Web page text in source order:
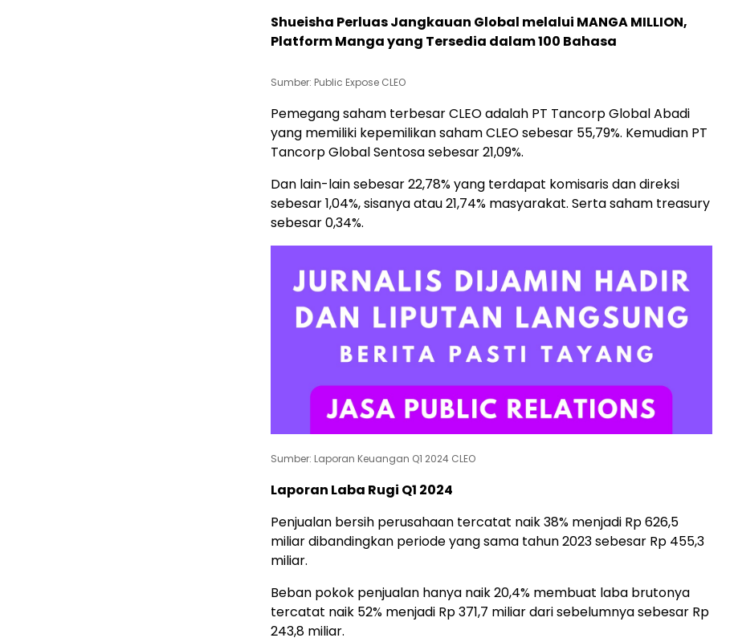
Shueisha Perluas Jangkauan Global melalui MANGA MILLION,
Platform Manga yang Tersedia dalam 100 Bahasa
Sumber: Public Expose CLEO
Pemegang saham terbesar CLEO adalah PT Tancorp Global Abadi
yang memiliki kepemilikan saham CLEO sebesar 55,79%. Kemudian PT
Tancorp Global Sentosa sebesar 21,09%.
Dan lain-lain sebesar 22,78% yang terdapat komisaris dan direksi
sebesar 1,04%, sisanya atau 21,74% masyarakat. Serta saham treasury
sebesar 0,34%.
Sumber: Laporan Keuangan Q1 2024 CLEO
Laporan Laba Rugi Q1 2024
Penjualan bersih perusahaan tercatat naik 38% menjadi Rp 626,5
miliar dibandingkan periode yang sama tahun 2023 sebesar Rp 455,3
miliar.
Beban pokok penjualan hanya naik 20,4% membuat laba brutonya
tercatat naik 52% menjadi Rp 371,7 miliar dari sebelumnya sebesar Rp
243,8 miliar.